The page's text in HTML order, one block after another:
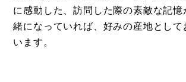
に感動した、訪問した際の素敵な記憶
緒になっていれば、好みの産地として
います。